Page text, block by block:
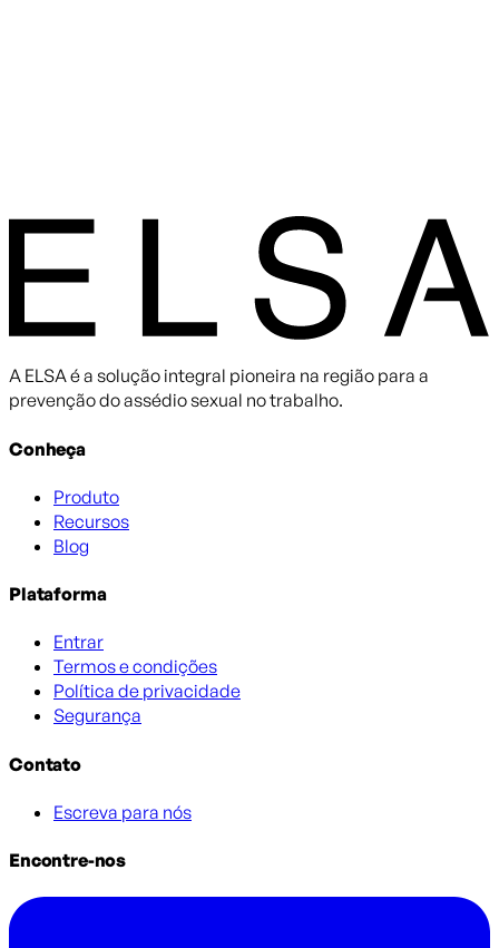
A ELSA é a solução integral pioneira na região para a
prevenção do assédio sexual no trabalho.
Conheça
Produto
Recursos
Blog
Plataforma
Entrar
Termos e condições
Política de privacidade
Segurança
Contato
Escreva para nós
Encontre-nos